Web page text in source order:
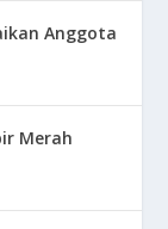
Anggota
Merah